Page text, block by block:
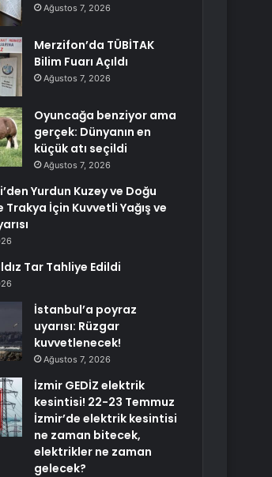
Ağustos 7, 2026
Merzifon’da TÜBİTAK
Bilim Fuarı Açıldı
Ağustos 7, 2026
Oyuncağa benziyor ama
gerçek: Dünyanın en
küçük atı seçildi
Ağustos 7, 2026
Yurdun Kuzey ve Doğu
Trakya İçin Kuvvetli Yağış ve
Tar Tahliye Edildi
İstanbul’a poyraz
uyarısı: Rüzgar
kuvvetlenecek!
Ağustos 7, 2026
İzmir GEDİZ elektrik
kesintisi! 22-23 Temmuz
İzmir’de elektrik kesintisi
ne zaman bitecek,
elektrikler ne zaman
gelecek?